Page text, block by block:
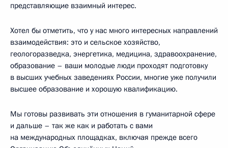
представляющие взаимный интерес.
Хотел бы отметить, что у нас много интересных направлений
взаимодействия: это и сельское хозяйство,
геологоразведка, энергетика, медицина, здравоохранение,
образование – ваши молодые люди проходят подготовку
в высших учебных заведениях России, многие уже получили
высшее образование и хорошую квалификацию.
Мы готовы развивать эти отношения в гуманитарной сфере
и дальше – так же как и работать с вами
на международных площадках, включая прежде всего